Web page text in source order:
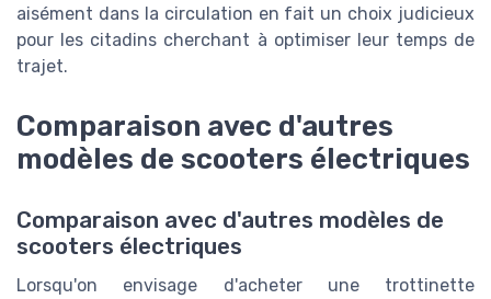
aisément dans la circulation en fait un choix judicieux
pour les citadins cherchant à optimiser leur temps de
trajet.
Comparaison avec d'autres
modèles de scooters électriques
Comparaison avec d'autres modèles de
scooters électriques
Lorsqu'on envisage d'acheter une trottinette